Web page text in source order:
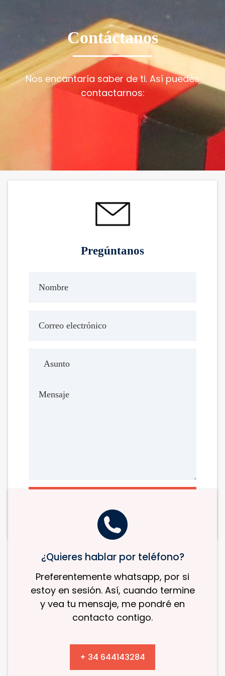
Contáctanos
Nos encantaría saber de ti. Así puedes
contactarnos:
Pregúntanos
¿Quieres hablar por teléfono?
Preferentemente whatsapp, por si
estoy en sesión. Así, cuando termine
y vea tu mensaje, me pondré en
contacto contigo.
+ 34 644143284